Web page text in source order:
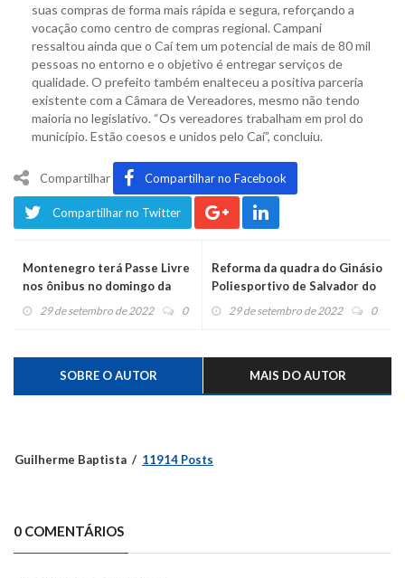
suas compras de forma mais rápida e segura, reforçando a
vocação como centro de compras regional. Campani
ressaltou ainda que o Caí tem um potencial de mais de 80 mil
pessoas no entorno e o objetivo é entregar serviços de
qualidade. O prefeito também enalteceu a positiva parceria
existente com a Câmara de Vereadores, mesmo não tendo
maioria no legislativo. “Os vereadores trabalham em prol do
município. Estão coesos e unidos pelo Caí”, concluiu.
Compartilhar Compartilhar no Facebook
Compartilhar no Twitter
Montenegro terá Passe Livre
nos ônibus no domingo da
eleição
29 de setembro de 2022 0
Reforma da quadra do Ginásio
Poliesportivo de Salvador do
Sul é concluída
29 de setembro de 2022 0
SOBRE O AUTOR MAIS DO AUTOR
Guilherme Baptista 11914 Posts
0 COMENTÁRIOS